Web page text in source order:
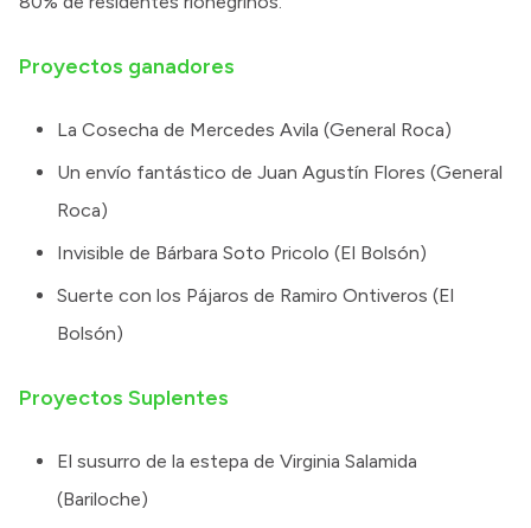
Proyectos ganadores
La Cosecha de Mercedes Avila (General Roca)
Un envío fantástico de Juan Agustín Flores (General
Roca)
Invisible de Bárbara Soto Pricolo (El Bolsón)
Suerte con los Pájaros de Ramiro Ontiveros (El
Bolsón)
Proyectos Suplentes
El susurro de la estepa de Virginia Salamida
(Bariloche)